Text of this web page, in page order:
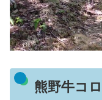
熊野牛コ